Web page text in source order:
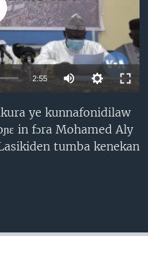
available
2:55
ye kunnafonidilaw
in fɔra Mohamed Aly
tumba kenekan